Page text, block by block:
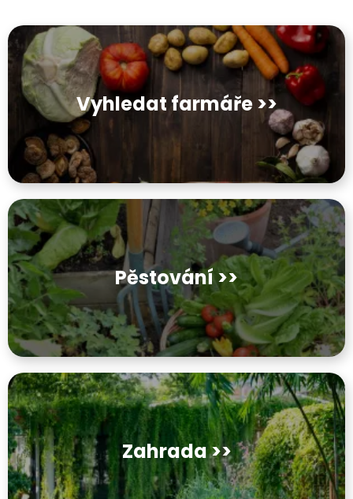
Vyhledat farmáře >>
Pěstování >>
Zahrada >>